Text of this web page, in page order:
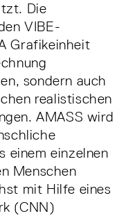
Die
VIBE-
Grafikeinheit
sondern auch
realistischen
AMASS wird
einem einzelnen
Menschen
mit Hilfe eines
(CNN)